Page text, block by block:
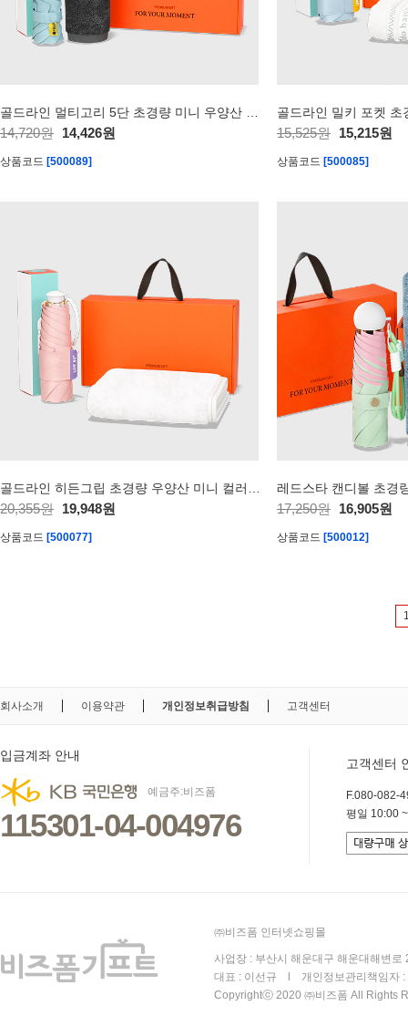
14,720원 14,426원
상품코드 [500089]
15,525원 15,215원
상품코드 [500085]
20,355원 19,948원
상품코드 [500077]
17,250원 16,905원
상품코드 [500012]
회사소개 이용약관 개인정보취급방침 고객센터
입금계좌 안내
예금주:비즈폼
115301-04-004976
고객센터
F.080-082-
평일 10:00
㈜비즈폼 인터넷쇼핑몰
사업장 : 부산시 해운대구 해운대해변
대표 : 이선규 l 개인정보관리책임자
Copyrightⓒ 2020 ㈜비즈폼 All Rights